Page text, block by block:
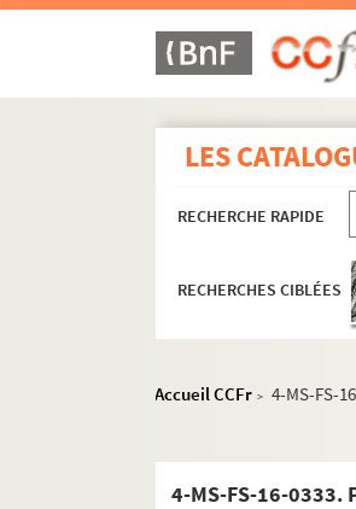
LES
RECHERCHE RAPIDE
RECHERCHES CIBLÉES
Accueil CCFr > 4-MS-FS-
4-MS-FS-16-0333.
Correspondance
Lettres de